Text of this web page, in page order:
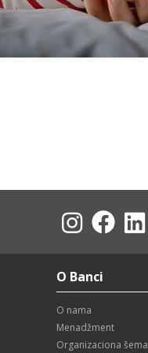
O Banci
O nama
Menadžment
Organizaciona šema